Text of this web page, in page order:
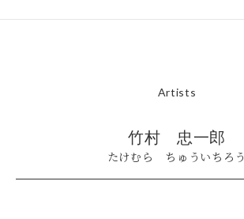
Artists
竹村 忠一郎
たけむら ちゅういちろう